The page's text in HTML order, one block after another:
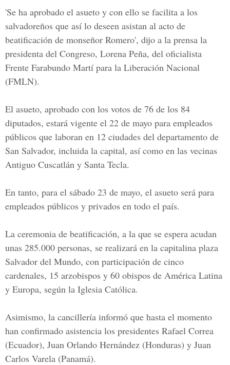
'Se ha aprobado el asueto y con ello se facilita a los
salvadoreños que así lo deseen asistan al acto de
beatificación de monseñor Romero', dijo a la prensa la
presidenta del Congreso, Lorena Peña, del oficialista
Frente Farabundo Martí para la Liberación Nacional
(FMLN).
El asueto, aprobado con los votos de 76 de los 84
diputados, estará vigente el 22 de mayo para empleados
públicos que laboran en 12 ciudades del departamento de
San Salvador, incluida la capital, así como en las vecinas
Antiguo Cuscatlán y Santa Tecla.
En tanto, para el sábado 23 de mayo, el asueto será para
empleados públicos y privados en todo el país.
La ceremonia de beatificación, a la que se espera acudan
unas 285.000 personas, se realizará en la capitalina plaza
Salvador del Mundo, con participación de cinco
cardenales, 15 arzobispos y 60 obispos de América Latina
y Europa, según la Iglesia Católica.
Asimismo, la cancillería informó que hasta el momento
han confirmado asistencia los presidentes Rafael Correa
(Ecuador), Juan Orlando Hernández (Honduras) y Juan
Carlos Varela (Panamá).